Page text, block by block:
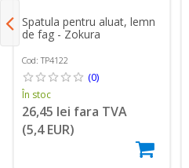
Spatula pentru aluat, lemn
de fag - Zokura
Cod: TP4122
(0)
În stoc
26,45 lei fara TVA
(5,4 EUR)